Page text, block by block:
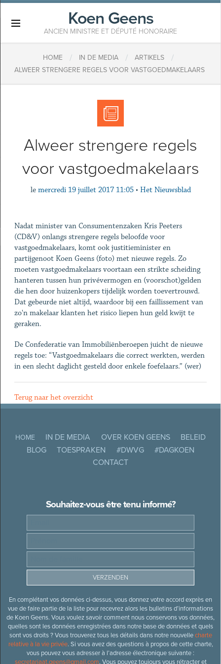
Koen Geens
ANCIEN MINISTRE ET DÉPUTÉ HONORAIRE
HOME / IN DE MEDIA / ARTIKELS /
ALWEER STRENGERE REGELS VOOR VASTGOEDMAKELAARS
Alweer strengere regels
voor vastgoedmakelaars
le mercredi 19 juillet 2017 11:05 • Het Nieuwsblad
Nadat minister van Consumentenzaken Kris Peeters
(CD&V) onlangs strengere regels beloofde voor
vastgoedmakelaars, komt ook justitieminister en
partijgenoot Koen Geens (foto) met nieuwe regels. Zo
moeten vastgoedmakelaars voortaan een strikte scheiding
hanteren tussen hun privévermogen en (voorschot)gelden
die hen door huizenkopers tijdelijk worden toevertrouwd.
Dat gebeurde niet altijd, waardoor bij een faillissement van
zo'n makelaar klanten het risico liepen hun geld kwijt te
geraken.
De Confederatie van Immobiliënberoepen juicht de nieuwe
regels toe: “Vastgoedmakelaars die correct werkten, werden
in een slecht daglicht gesteld door enkele foefelaars.” (wer)
Terug naar het overzicht
HOME IN DE MEDIA OVER KOEN GEENS
BELEID
BLOG
TOESPRAKEN #DWVG
#DAGKOEN
CONTACT
Souhaitez-vous être tenu informé?
En complétant vos données ci-dessus, vous donnez votre accord exprès en
vue de faire partie de la liste pour recevrez alors les bulletins d’informations
de Koen Geens. Vous voulez savoir comment nous conservons vos données,
quelles sont les données enregistrées dans notre base de données et quels
sont vos droits ? Vous trouverez tous les détails dans notre nouvellecharte
relative à la vie privée. Si vous avez des questions à propos de cette charte,
vous pouvez vous adresser à l’adresse électronique suivante :
secretariaat.geens@gmail.com. Vous pouvez toujours vous rétracter et